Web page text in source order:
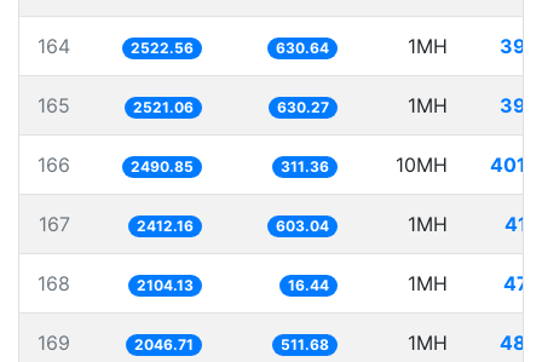
164 2522.56 630.64 1MH
165 2521.06 630.27 1MH
166 2490.85 311.36 10MH
167 2412.16 603.04 1MH
168 2104.13 16.44 1MH
169 2046.71 511.68 1MH